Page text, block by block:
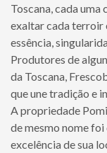
Toscana, cada
exaltar cada terroir
essência,
Produtores de
da Toscana,
que une tradição e
A propriedade
de mesmo nome
excelência de sua